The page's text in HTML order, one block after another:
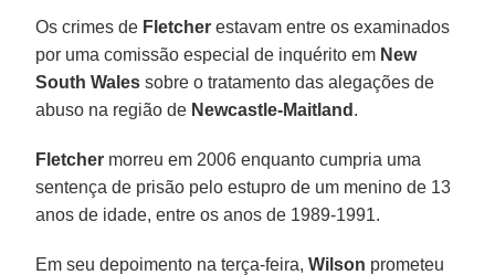
Os crimes de Fletcher estavam entre os examinados
por uma comissão especial de inquérito em New
South Wales sobre o tratamento das alegações de
abuso na região de Newcastle-Maitland .
Fletcher morreu em 2006 enquanto cumpria uma
sentença de prisão pelo estupro de um menino de 13
anos de idade, entre os anos de 1989-1991.
Em seu depoimento na terça-feira,Wilson prometeu